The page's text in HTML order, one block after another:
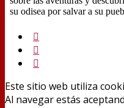
Este sitio web utiliza
Al navegar estás